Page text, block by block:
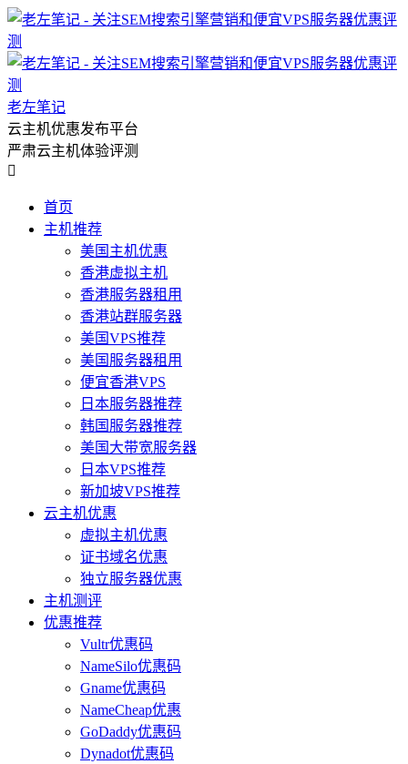
老左笔记
云主机优惠发布平台
严肃云主机体验评测

首页
主机推荐
美国主机优惠
香港虚拟主机
香港服务器租用
香港站群服务器
美国VPS推荐
美国服务器租用
便宜香港VPS
日本服务器推荐
韩国服务器推荐
美国大带宽服务器
日本VPS推荐
新加坡VPS推荐
云主机优惠
虚拟主机优惠
证书域名优惠
独立服务器优惠
主机测评
优惠推荐
Vultr优惠码
NameSilo优惠码
Gname优惠码
NameCheap优惠
GoDaddy优惠码
Dynadot优惠码